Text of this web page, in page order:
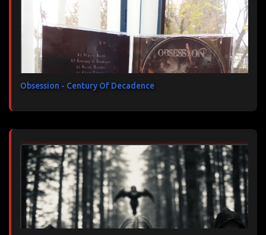
Obsession - Century Of Decadence